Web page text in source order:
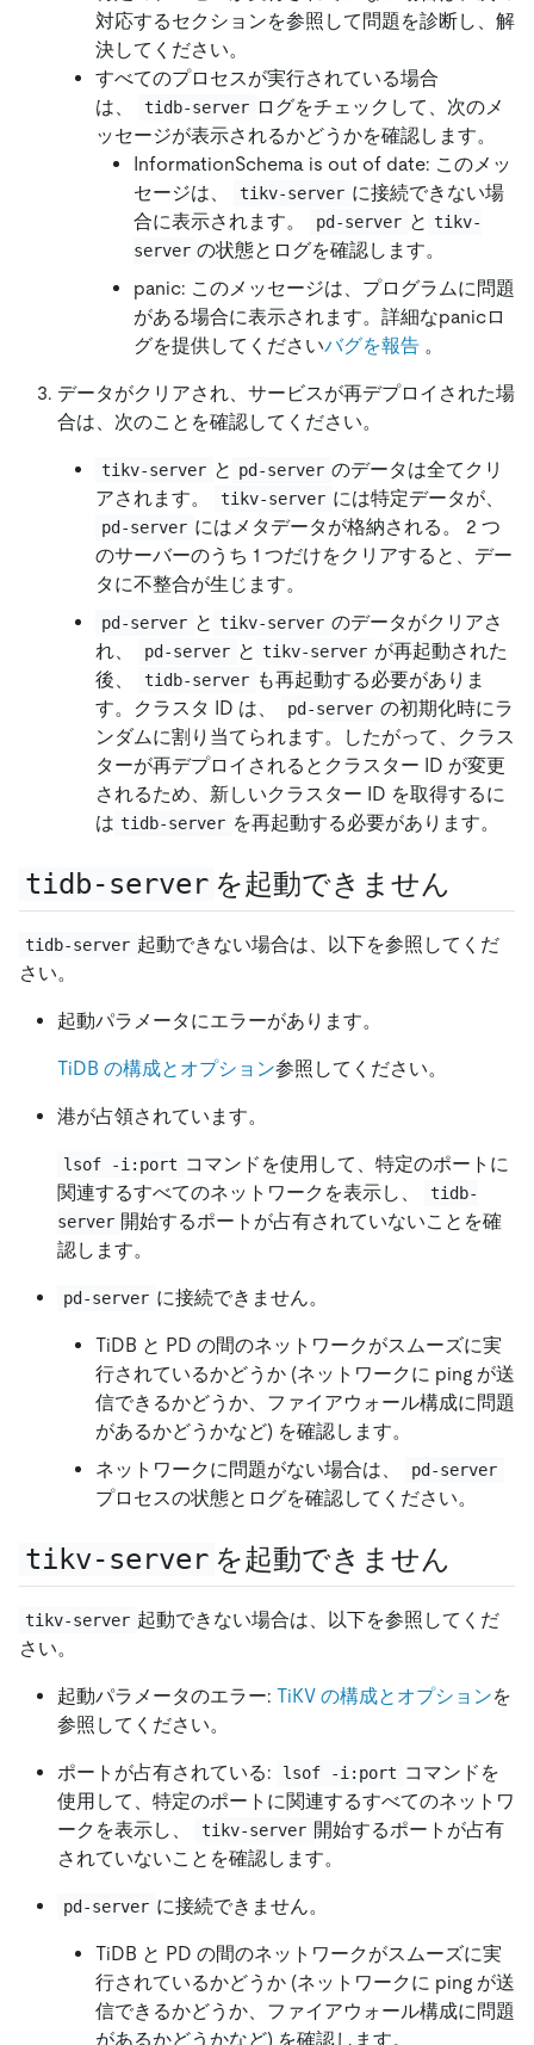
対応するセクションを参照して問題を診断し、解
決してください。
すべてのプロセスが実行されている場合
は、
tidb-server ログをチェックして、次のメ
ッセージが表示されるかどうかを確認します。
InformationSchema is out of date: このメッ
セージは、
tikv-server に接続できない場
合に表示されます。
pd-server と tikv-
server の状態とログを確認します。
panic: このメッセージは、プログラムに問題
がある場合に表示されます。詳細なpanicロ
グを提供してくださいバグを報告 。
データがクリアされ、サービスが再デプロイされた場
合は、次のことを確認してください。
tikv-server と pd-server のデータは全てクリ
アされます。
tikv-server には特定データが、
pd-server にはメタデータが格納される。 2 つ
のサーバーのうち 1 つだけをクリアすると、デー
タに不整合が生じます。
pd-server と tikv-server のデータがクリアさ
れ、
pd-server と tikv-server が再起動された
後、
tidb-server も再起動する必要がありま
す。クラスタ ID は、
pd-server の初期化時にラ
ンダムに割り当てられます。したがって、クラス
ターが再デプロイされるとクラスター ID が変更
されるため、新しいクラスター ID を取得するに
は tidb-server を再起動する必要があります。
tidb-server を起動できません
tidb-server 起動できない場合は、以下を参照してくだ
さい。
起動パラメータにエラーがあります。
TiDB の構成とオプション参照してください。
港が占領されています。
lsof -i:port コマンドを使用して、特定のポートに
関連するすべてのネットワークを表示し、
tidb-
server 開始するポートが占有されていないことを確
認します。
pd-server に接続できません。
TiDB と PD の間のネットワークがスムーズに実
行されているかどうか (ネットワークに ping が送
信できるかどうか、ファイアウォール構成に問題
があるかどうかなど) を確認します。
ネットワークに問題がない場合は、
pd-server
プロセスの状態とログを確認してください。
tikv-server を起動できません
tikv-server 起動できない場合は、以下を参照してくだ
さい。
起動パラメータのエラー: TiKV の構成とオプションを
参照してください。
ポートが占有されている: lsof -i:port コマンドを
使用して、特定のポートに関連するすべてのネットワ
ークを表示し、
tikv-server 開始するポートが占有
されていないことを確認します。
pd-server に接続できません。
TiDB と PD の間のネットワークがスムーズに実
行されているかどうか (ネットワークに ping が送
信できるかどうか、ファイアウォール構成に問題
があるかどうかなど) を確認します。